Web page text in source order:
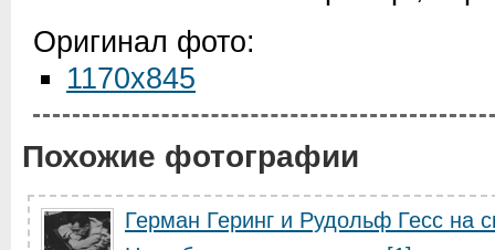
Оригинал фото:
1170x845
Похожие фотографии
Герман Геринг и Рудольф Гесс на